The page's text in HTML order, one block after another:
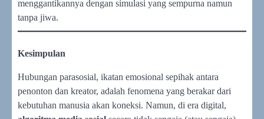
menggantikannya dengan simulasi yang sempurna namun
tanpa jiwa.
Kesimpulan
Hubungan parasosial, ikatan emosional sepihak antara
penonton dan kreator, adalah fenomena yang berakar dari
kebutuhan manusia akan koneksi. Namun, di era digital,